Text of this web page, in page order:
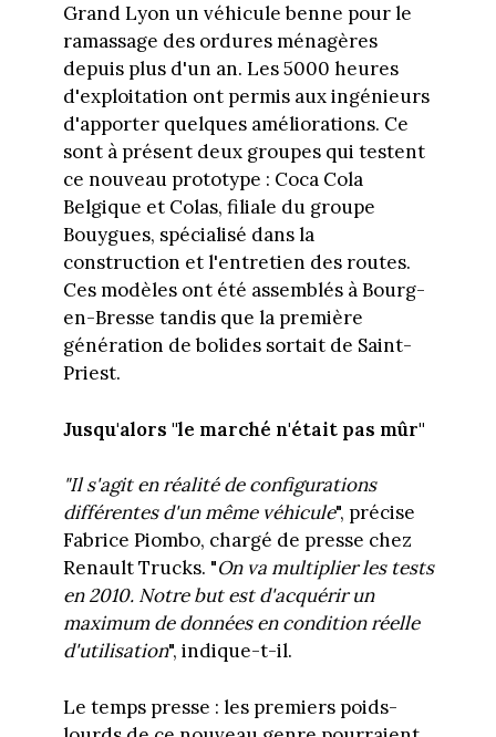
Grand Lyon un véhicule benne pour le
ramassage des ordures ménagères
depuis plus d'un an. Les 5000 heures
d'exploitation ont permis aux ingénieurs
d'apporter quelques améliorations. Ce
sont à présent deux groupes qui testent
ce nouveau prototype : Coca Cola
Belgique et Colas, filiale du groupe
Bouygues, spécialisé dans la
construction et l'entretien des routes.
Ces modèles ont été assemblés à Bourg-
en-Bresse tandis que la première
génération de bolides sortait de Saint-
Priest.
Jusqu'alors "le marché n'était pas mûr"
"Il s'agit en réalité de configurations
différentes d'un même véhicule", précise
Fabrice Piombo, chargé de presse chez
Renault Trucks. "On va multiplier les tests
en 2010. Notre but est d'acquérir un
maximum de données en condition réelle
d'utilisation", indique-t-il.
Le temps presse : les premiers poids-